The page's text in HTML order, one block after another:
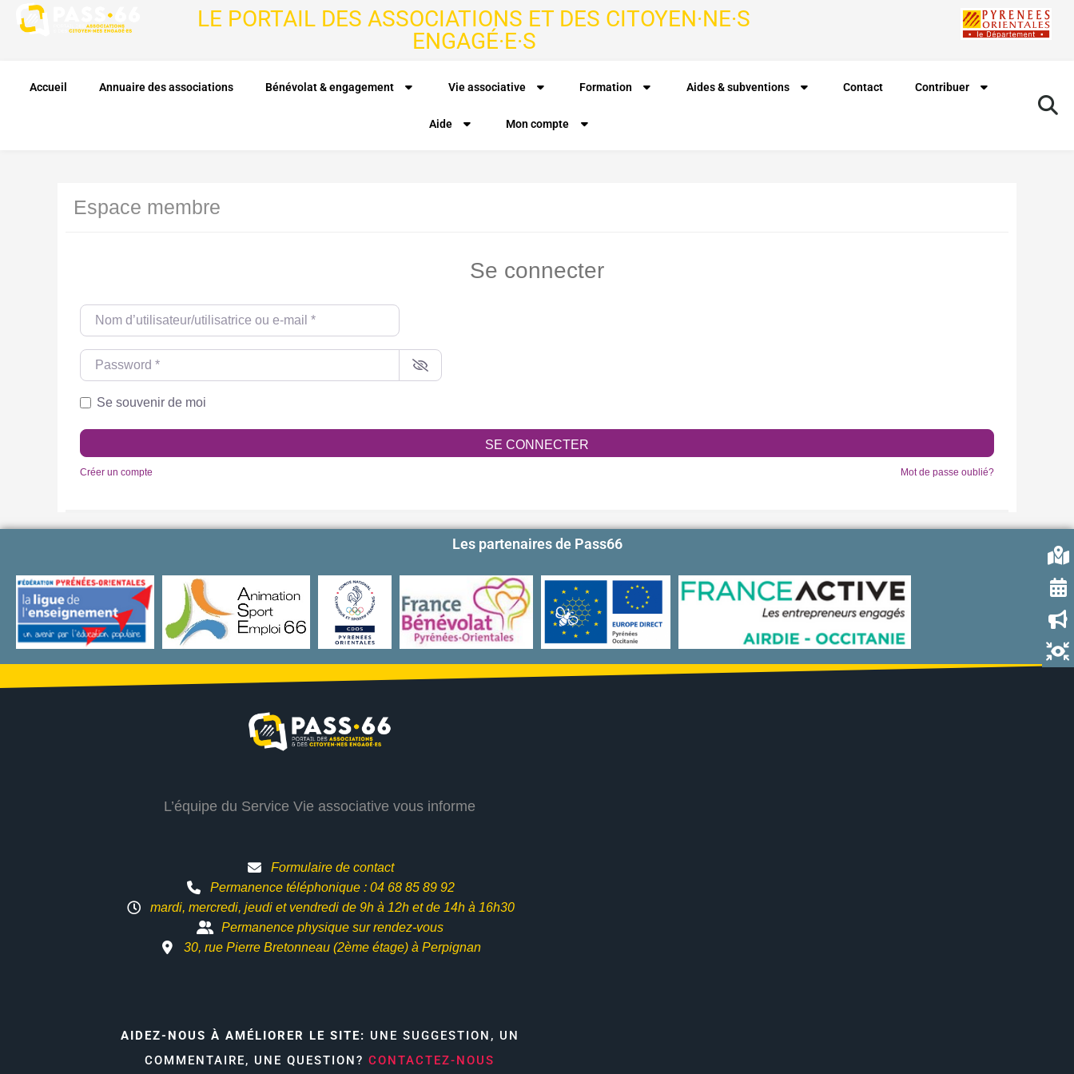
LE PORTAIL DES ASSOCIATIONS ET DES CITOYEN·NE·S
ENGAGÉ·E·S
Accueil Annuaire des associations Bénévolat & engagement Vie associative Formation Aides & subventions Contact Contribuer
Aide Mon compte
Espace membre
Se connecter
Nom d’utilisateur/utilisatrice ou e-mail
Password
Se souvenir de moi
SE CONNECTER
Créer un compte Mot de passe oublié?
Les partenaires de Pass66
L’équipe du Service Vie associative vous informe
Formulaire de contact
Permanence téléphonique : 04 68 85 89 92
mardi, mercredi, jeudi et vendredi de 9h à 12h etde 14h à 16h30
Permanence physique sur rendez-vous
30, rue Pierre Bretonneau (2ème étage) à Perpignan
AIDEZ-NOUS À AMÉLIORER LE SITE: UNE SUGGESTION, UN
COMMENTAIRE, UNE QUESTION? CONTACTEZ-NOUS